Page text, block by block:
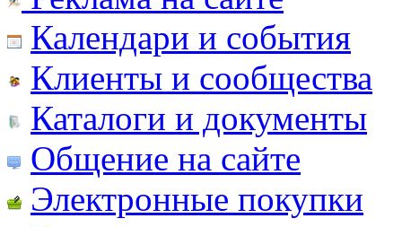
Календари и события
Клиенты и сообщества
Каталоги и документы
Общение на сайте
Электронные покупки